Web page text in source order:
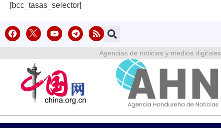
[bcc_tasas_selector]
Agencias de noticias y medios digitales